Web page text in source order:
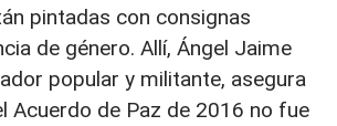
pintadas con consignas
de género. Allí, Ángel Jaime
popular y militante, asegura
Acuerdo de Paz de 2016 no fue